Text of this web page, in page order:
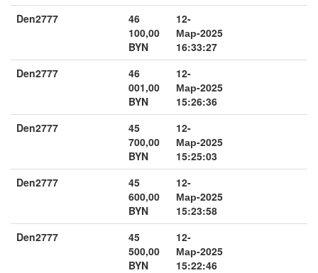
Den2777
46
100,00
BYN
12-
Мар-2025
16:33:27
Den2777
46
001,00
BYN
12-
Мар-2025
15:26:36
Den2777
45
700,00
BYN
12-
Мар-2025
15:25:03
Den2777
45
600,00
BYN
12-
Мар-2025
15:23:58
Den2777
45
500,00
BYN
12-
Мар-2025
15:22:46